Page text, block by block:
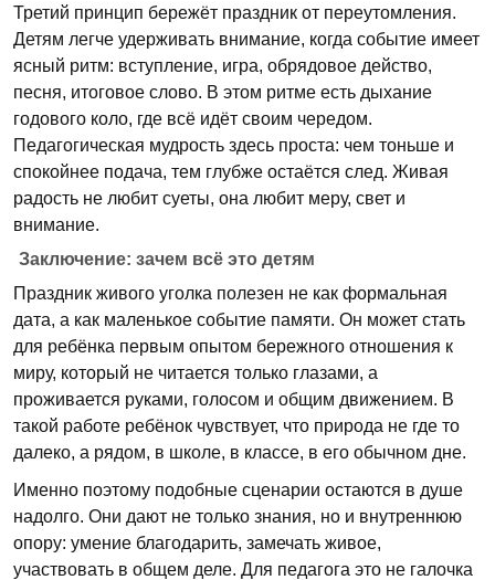
Третий принцип бережёт праздник от переутомления.
Детям легче удерживать внимание, когда событие имеет
ясный ритм: вступление, игра, обрядовое действо,
песня, итоговое слово. В этом ритме есть дыхание
годового коло, где всё идёт своим чередом.
Педагогическая мудрость здесь проста: чем тоньше и
спокойнее подача, тем глубже остаётся след. Живая
радость не любит суеты, она любит меру, свет и
внимание.
Заключение: зачем всё это детям
Праздник живого уголка полезен не как формальная
дата, а как маленькое событие памяти. Он может стать
для ребёнка первым опытом бережного отношения к
миру, который не читается только глазами, а
проживается руками, голосом и общим движением. В
такой работе ребёнок чувствует, что природа не где то
далеко, а рядом, в школе, в классе, в его обычном дне.
Именно поэтому подобные сценарии остаются в душе
надолго. Они дают не только знания, но и внутреннюю
опору: умение благодарить, замечать живое,
участвовать в общем деле. Для педагога это не галочка